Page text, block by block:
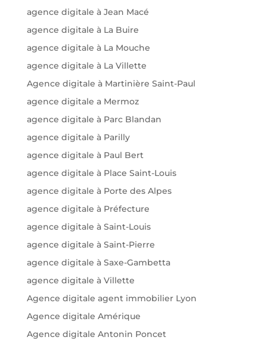
agence digitale à Jean Macé
agence digitale à La Buire
agence digitale à La Mouche
agence digitale à La Villette
Agence digitale à Martinière Saint-Paul
agence digitale a Mermoz
agence digitale à Parc Blandan
agence digitale à Parilly
agence digitale à Paul Bert
agence digitale à Place Saint-Louis
agence digitale à Porte des Alpes
agence digitale à Préfecture
agence digitale à Saint-Louis
agence digitale à Saint-Pierre
agence digitale à Saxe-Gambetta
agence digitale à Villette
Agence digitale agent immobilier Lyon
Agence digitale Amérique
Agence digitale Antonin Poncet